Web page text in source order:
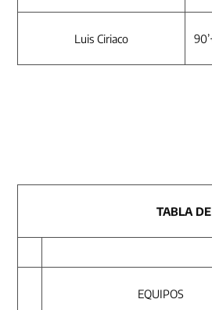
Luis Ciriaco
TABLA
EQUIPOS